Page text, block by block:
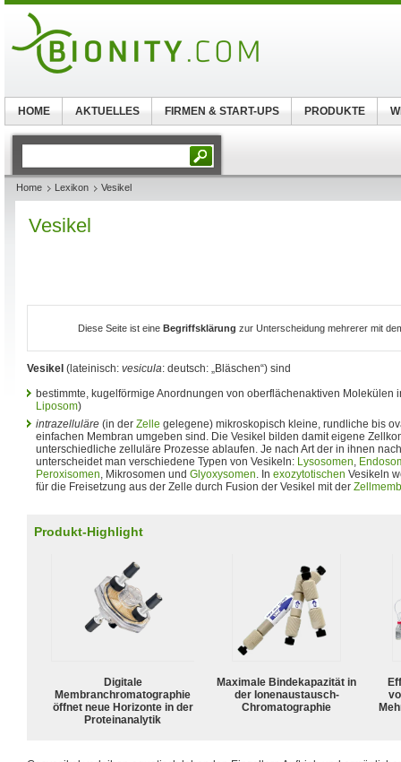
Home Lexikon Vesikel
Vesikel
Diese Seite ist eine Begriffsklärung zur Unterscheidung mehrerer mit
Vesikel (lateinisch: vesicula: deutsch: „Bläschen“) sind
bestimmte, kugelförmige Anordnungen von oberflächenaktiven Molekülen
Liposom)
intrazelluläre (in der Zelle gelegene) mikroskopisch kleine, rundliche bis
einfachen Membran umgeben sind. Die Vesikel bilden damit eigene
unterschiedliche zelluläre Prozesse ablaufen. Je nach Art der in ihnen
unterscheidet man verschiedene Typen von Vesikeln: Lysosomen,
Peroxisomen, Mikrosomen und Glyoxysomen. In exozytotischen Vesikeln
für die Freisetzung aus der Zelle durch Fusion der Vesikel mit der
Produkt-Highlight
Digitale
Membranchromatographie
öffnet neue Horizonte in der
Proteinanalytik
Maximale Bindekapazität in
der Ionenaustausch-
Chromatographie
HOME AKTUELLES FIRMEN & START-UPS PRODUKTE